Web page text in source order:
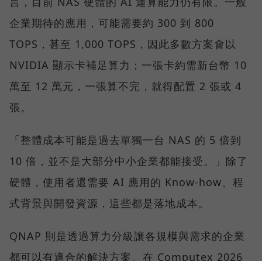
企業期待的應用，可能需要約 300 到 800
TOPS，甚至 1,000 TOPS，因此多數方案會以
NVIDIA 顯示卡補足算力；一張卡約需新台幣 10
萬至 12 萬元，一張算不完，就得配置 2 張或 4
張。
「整體成本可能是過去單獨一台 NAS 的 5 倍到
10 倍，並不是大部分中小企業都能接受。」除了
硬體，使用者還需要 AI 應用的 Know-how、程
式背景與開發資源，這些都是落地成本。
QNAP 則是透過算力分級讓各規模與需求的企業
都可以有適合的解決方案。在 Computex 2026